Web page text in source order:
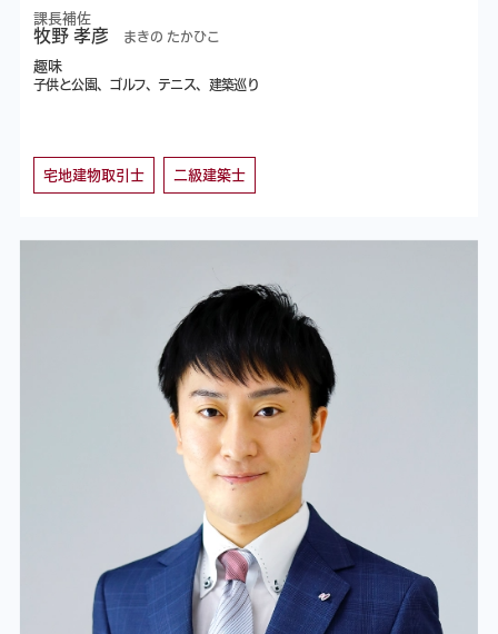
課長補佐
牧野 孝彦 まきの たかひこ
趣味
子供と公園、ゴルフ、テニス、建築巡り
宅地建物取引士 二級建築士